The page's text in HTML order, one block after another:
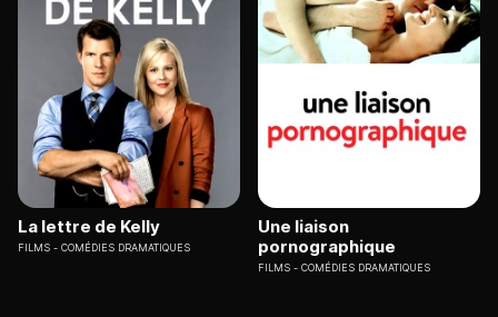
La lettre de Kelly
FILMS COMÉDIES DRAMATIQUES
Une liaison
pornographique
FILMS COMÉDIES DRAMATIQUES